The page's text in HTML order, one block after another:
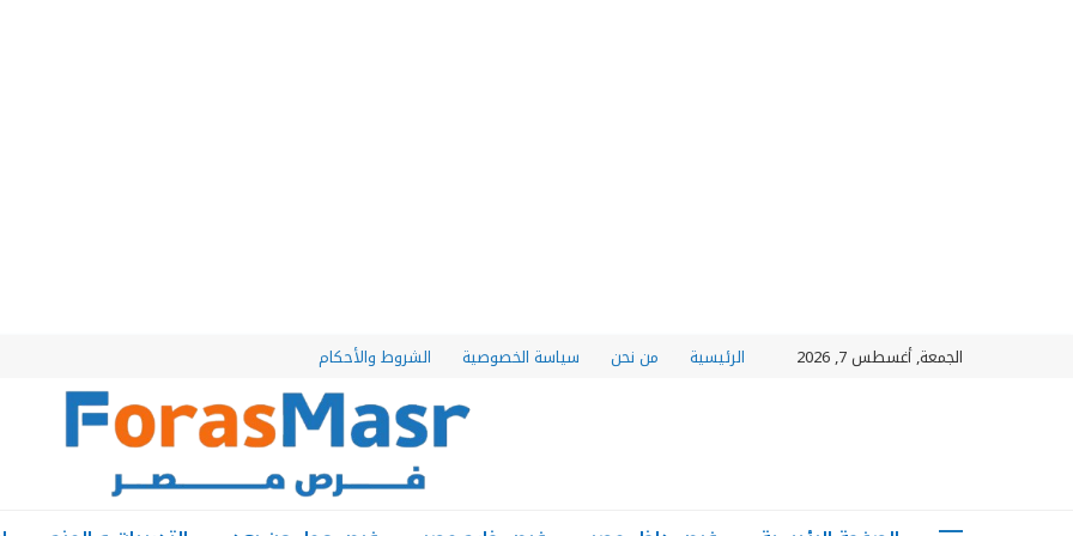
الجمعة, أغسطس 7, 2026 الرئيسية من نحن سياسة الخصوصية الشروط والأحكام